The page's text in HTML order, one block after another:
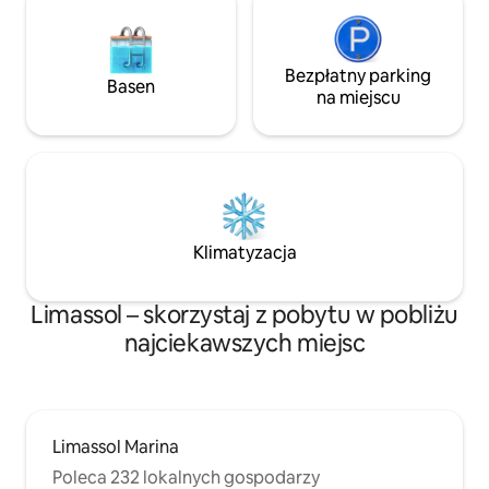
Basen
Bezpłatny parking
na miejscu
Klimatyzacja
Limassol – skorzystaj z pobytu w pobliżu
najciekawszych miejsc
Limassol Marina
Poleca 232 lokalnych gospodarzy